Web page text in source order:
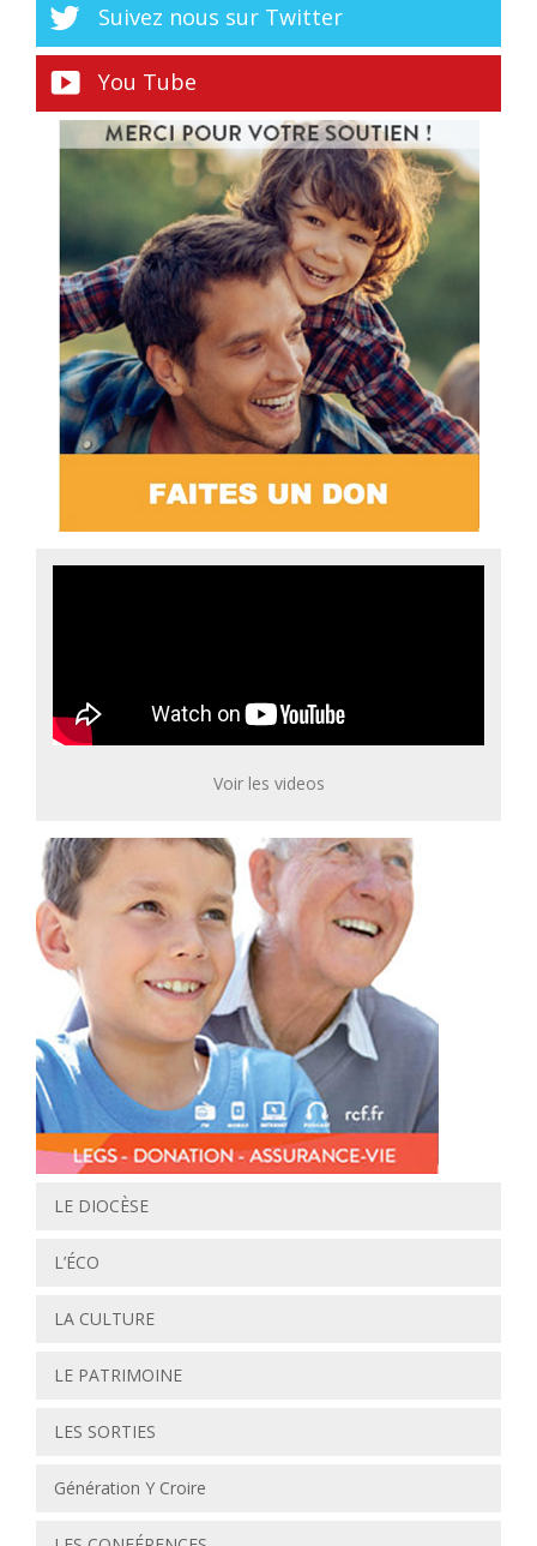
Suivez nous sur Twitter
You Tube
Voir les videos
LE DIOCÈSE
L’ÉCO
LA CULTURE
LE PATRIMOINE
LES SORTIES
Génération Y Croire